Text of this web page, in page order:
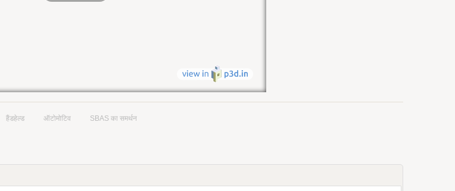
हैंडहेल्ड ऑटोमोटिव SBAS का समर्थन